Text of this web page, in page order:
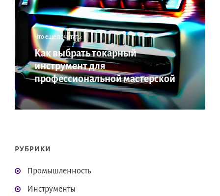
Что еще почитать:
Как выбрать токарный
инструмент для
профессиональной мастерской
РУБРИКИ
Промышленность
Инструменты